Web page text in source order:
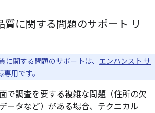
質に関する問題のサポート リ
に関する問題のサポートは、 エンハンスト サ
用です。
で調査を要する複雑な問題（住所の欠
ータなど）がある場合、テクニカル